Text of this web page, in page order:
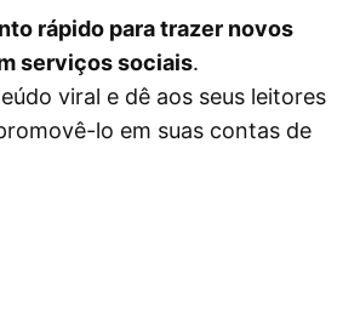
rápido para trazer novos
serviços sociais.
viral e dê aos seus leitores
lo em suas contas de